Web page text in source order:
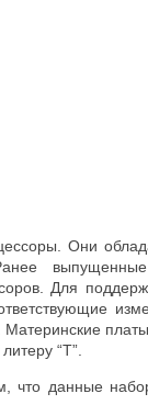
Они
Для
“T”.
что данные